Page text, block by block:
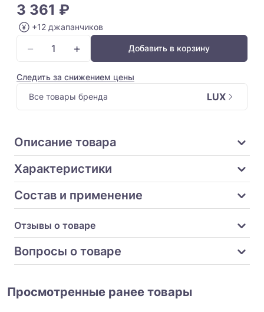
3 361 ₽
+12 джапанчиков
− + Добавить в корзину
Следить за снижением цены
Все товары бренда
LUX
Описание товара
Характеристики
Состав и применение
Отзывы о товаре
Вопросы о товаре
Просмотренные ранее товары